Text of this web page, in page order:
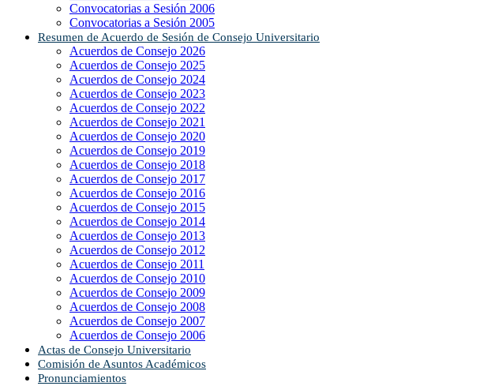
Convocatorias a Sesión 2006
Convocatorias a Sesión 2005
Resumen de Acuerdo de Sesión de Consejo Universitario
Acuerdos de Consejo 2026
Acuerdos de Consejo 2025
Acuerdos de Consejo 2024
Acuerdos de Consejo 2023
Acuerdos de Consejo 2022
Acuerdos de Consejo 2021
Acuerdos de Consejo 2020
Acuerdos de Consejo 2019
Acuerdos de Consejo 2018
Acuerdos de Consejo 2017
Acuerdos de Consejo 2016
Acuerdos de Consejo 2015
Acuerdos de Consejo 2014
Acuerdos de Consejo 2013
Acuerdos de Consejo 2012
Acuerdos de Consejo 2011
Acuerdos de Consejo 2010
Acuerdos de Consejo 2009
Acuerdos de Consejo 2008
Acuerdos de Consejo 2007
Acuerdos de Consejo 2006
Actas de Consejo Universitario
Comisión de Asuntos Académicos
Pronunciamientos